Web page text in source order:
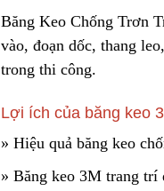
Băng Keo Chống Trơn
vào, đoạn dốc, thang
trong thi công.
Lợi ích của băng keo
» Hiệu quả băng keo
» Băng keo 3M trang trí
Cách Sử Dụng
Tẩy Rỉ Sét Hiệu Quả
2023/12/08
Ứng Dụng Ống Lọc
Johnson Trong
Quặng Đất Hiếm